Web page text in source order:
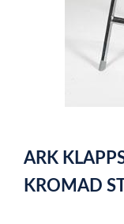
of
1
ARK
KROMAD